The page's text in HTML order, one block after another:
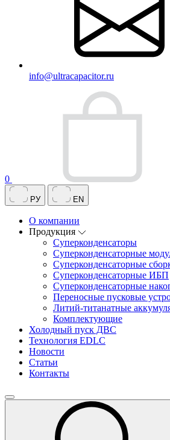
info@ultracapacitor.ru
0
РУ EN
О компании
Продукция
Суперконденсаторы
Суперконденсаторные
Суперконденсаторные
Суперконденсаторные ИБП
Суперконденсаторные
Переносные пусковые
Литий-титанатные
Комплектующие
Холодный пуск ДВС
Технология EDLC
Новости
Статьи
Контакты